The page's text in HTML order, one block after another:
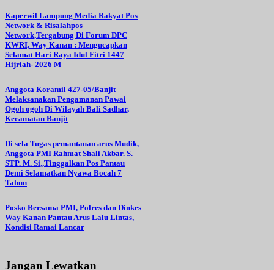
Kaperwil Lampung Media Rakyat Pos
Network & Risalahpos
Network,Tergabung Di Forum DPC
KWRI, Way Kanan : Mengucapkan
Selamat Hari Raya Idul Fitri 1447
Hijriah- 2026 M
Anggota Koramil 427-05/Banjit
Melaksanakan Pengamanan Pawai
Ogoh ogoh Di Wilayah Bali Sadhar,
Kecamatan Banjit
Di sela Tugas pemantauan arus Mudik,
Anggota PMI Rahmat Shali Akbar. S.
STP. M. Si,,Tinggalkan Pos Pantau
Demi Selamatkan Nyawa Bocah 7
Tahun
Posko Bersama PMI, Polres dan Dinkes
Way Kanan Pantau Arus Lalu Lintas,
Kondisi Ramai Lancar
Jangan Lewatkan